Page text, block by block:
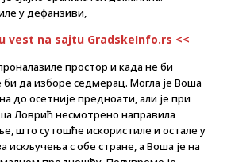
у дефанзиви,
vest na sajtu GradskeInfo.rs <<
простор и када не би
би да изборе седмерац. Могла је Воша
до осетније предноати, али је при
Ловрић несмотрено направила
што су гошће искористиле и остале у
искључења с обе стране, а Воша је на